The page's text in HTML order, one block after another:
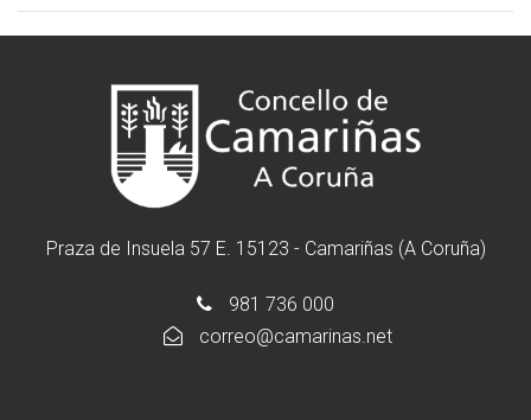
Praza de Insuela 57 E. 15123 - Camariñas (A Coruña)
981 736 000
correo@camarinas.net